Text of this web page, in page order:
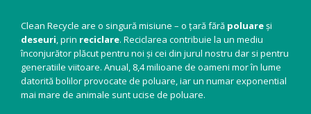
Clean Recycle are o singură misiune – o țară fără poluareși
deseuri, prin reciclare. Reciclarea contribuie la un mediu
înconjurător plăcut pentru noi și cei din jurul nostru dar si pentru
generatiile viitoare. Anual, 8,4 milioane de oameni mor în lume
datorită bolilor provocate de poluare, iar un numar exponential
mai mare de animale sunt ucise de poluare.